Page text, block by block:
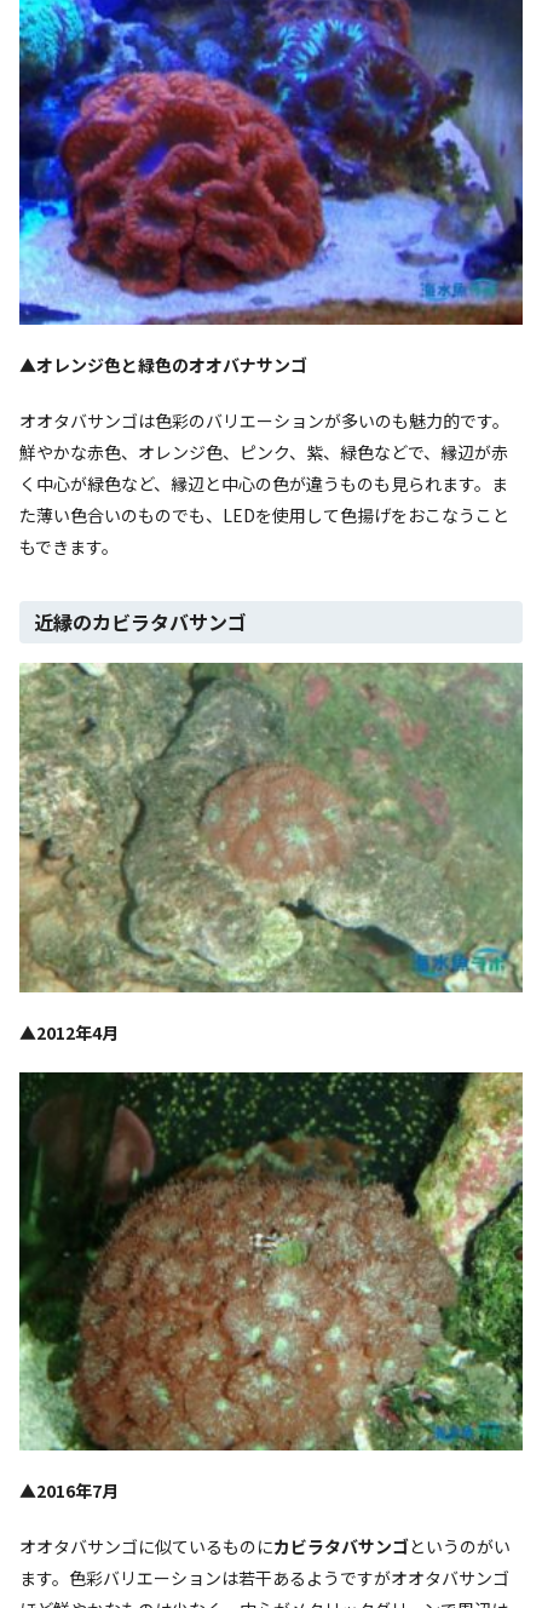
▲オレンジ色と緑色のオオバナサンゴ
オオタバサンゴは色彩のバリエーションが多いのも魅力的です。
鮮やかな赤色、オレンジ色、ピンク、紫、緑色などで、縁辺が赤
く中心が緑色など、縁辺と中心の色が違うものも見られます。ま
た薄い色合いのものでも、LEDを使用して色揚げをおこなうこと
もできます。
近縁のカビラタバサンゴ
▲2012年4月
▲2016年7月
オオタバサンゴに似ているものにカビラタバサンゴというのがい
ます。色彩バリエーションは若干あるようですがオオタバサンゴ